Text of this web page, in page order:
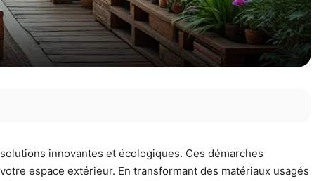
innovantes et écologiques. Ces démarches
espace extérieur. En transformant des matériaux usagés